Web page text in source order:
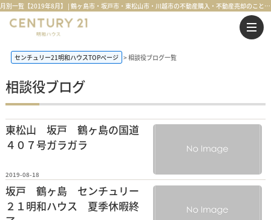
月別一覧【2019年8月】 | 鶴ヶ島市・坂戸市・東松山市・川越市の不動産購入・不動産売却のことならセンチュリー21明和ハウス
センチュリー21明和ハウスTOPページ 相談役ブログ一覧
相談役ブログ
東松山 坂戸 鶴ヶ島の国道
４０７号ガラガラ
2019-08-18
坂戸 鶴ヶ島 センチュリー
２１明和ハウス 夏季休暇終